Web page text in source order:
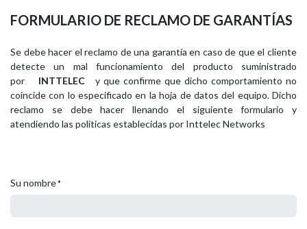
FORMULARIO DE RECLAMO DE GARANTÍAS
Se debe hacer el reclamo de una garantía en caso de que el cliente
detecte un mal funcionamiento del producto suministrado
por INTTELEC y que confirme que dicho comportamiento no
coincide con lo especificado en la hoja de datos del equipo. Dicho
reclamo se debe hacer llenando el siguiente formulario y
atendiendo las políticas establecidas por Inttelec Networks
Su nombre*